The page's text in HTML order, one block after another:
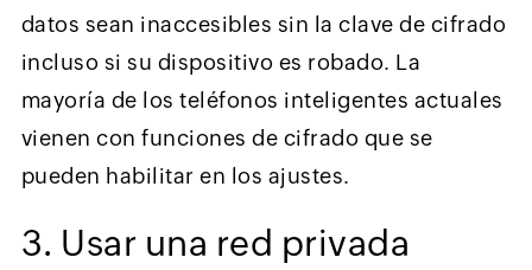
datos sean inaccesibles sin la clave de cifrado
incluso si su dispositivo es robado. La
mayoría de los teléfonos inteligentes actuales
vienen con funciones de cifrado que se
pueden habilitar en los ajustes.
3. Usar una red privada